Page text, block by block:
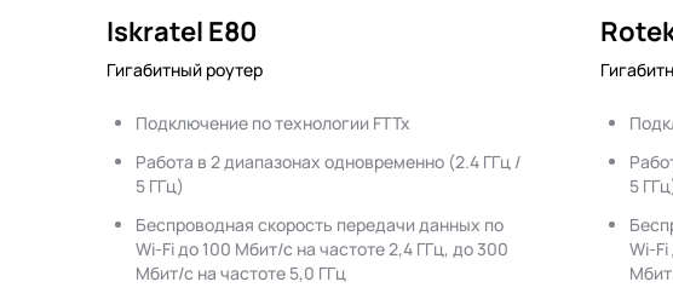
Iskratel E80
Гигабитный роутер
Подключение по технологии FTTx
Работа в 2 диапазонах одновременно (2.4 ГГц /
5 ГГц)
Беспроводная скорость передачи данных по
Wi-Fi до 100 Мбит/с на частоте 2,4 ГГц, до 300
Мбит/с на частоте 5,0 ГГц
5
Wi-